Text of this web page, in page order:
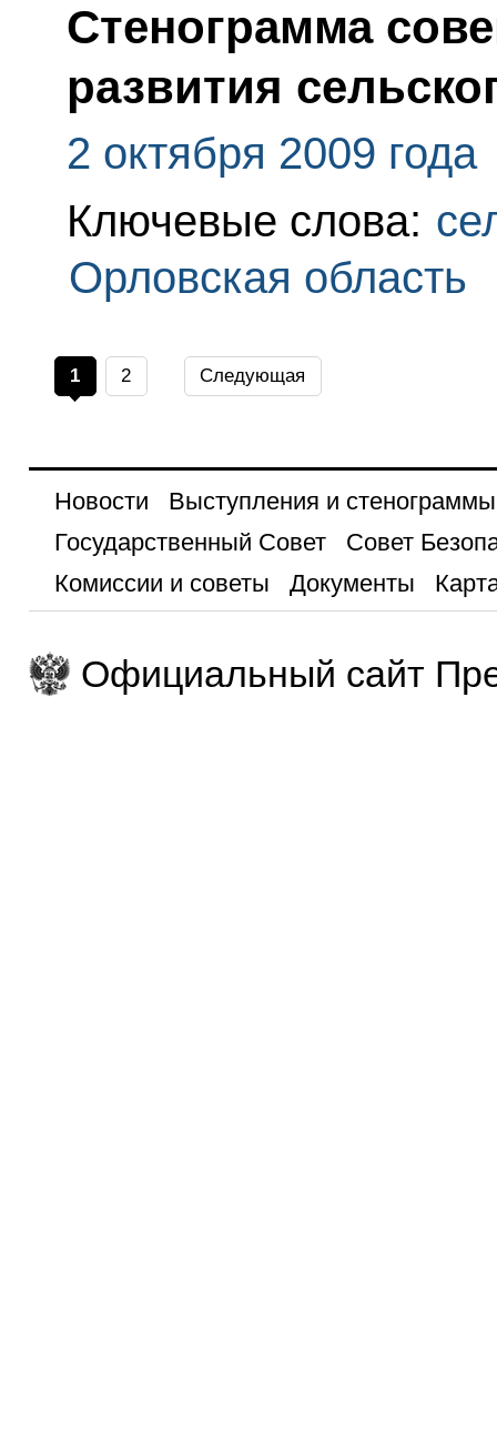
Стенограмма
развития
2 октября 2009 года
Ключевые слова:
Орловская область
1 2 Следующая
Новости
Выступления и стенограммы
Государственный Совет
Совет
Комиссии и советы
Документы
Официальный сайт